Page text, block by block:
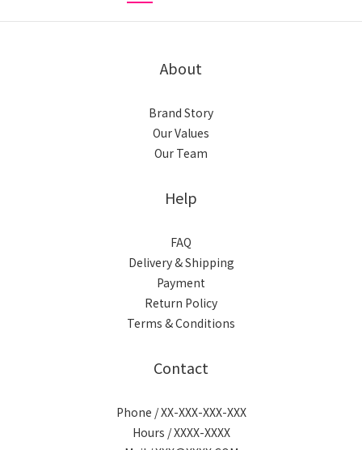
About
Brand Story
Our Values
Our Team
Help
FAQ
Delivery & Shipping
Payment
Return Policy
Terms & Conditions
Contact
Phone / XX-XXX-XXX-XXX
Hours / XXXX-XXXX